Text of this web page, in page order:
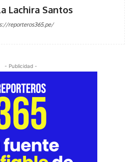
Lachira Santos
reporteros365.pe/
- Publicidad -